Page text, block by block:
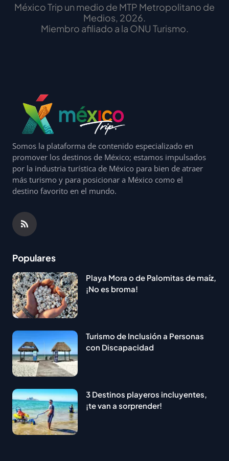
México Trip un medio de MTP Metropolitano de
Medios, 2026.
Miembro afiliado a la ONU Turismo.
Somos la plataforma de contenido especializado en
promover los destinos de México; estamos impulsados
por la industria turística de México para bien de atraer
más turismo y para posicionar a México como el
destino favorito en el mundo.
Populares
Playa Mora o de Palomitas de maíz,
¡No es broma!
Turismo de Inclusión a Personas
con Discapacidad
3 Destinos playeros incluyentes,
¡te van a sorprender!